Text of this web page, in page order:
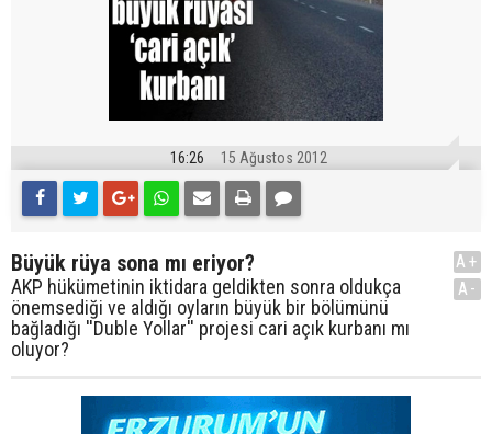
16:26 15 Ağustos 2012
Büyük rüya sona mı eriyor?
AKP hükümetinin iktidara geldikten sonra oldukça
önemsediği ve aldığı oyların büyük bir bölümünü
bağladığı ''Duble Yollar'' projesi cari açık kurbanı mı
oluyor?
A+
A-